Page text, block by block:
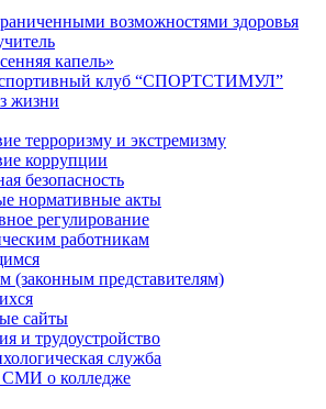
возможностями здоровья
капель»
спортивный клуб “СПОРТСТИМУЛ”
жизни
терроризму и экстремизму
коррупции
безопасность
нормативные акты
регулирование
работникам
(законным представителям)
сайты
и трудоустройство
служба
о колледже